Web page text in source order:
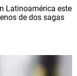
Latinoamérica este
de dos sagas